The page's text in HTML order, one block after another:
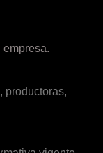
empresa.
productoras,